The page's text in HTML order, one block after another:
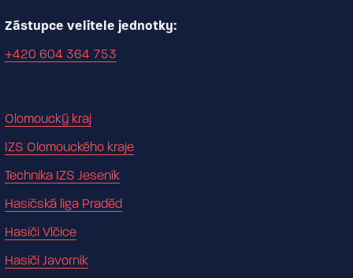
Zástupce velitele jednotky:
+420 604 364 753
Olomoucký kraj
IZS Olomouckého kraje
Technika IZS Jeseník
Hasičská liga Praděd
Hasiči Vlčice
Hasiči Javorník